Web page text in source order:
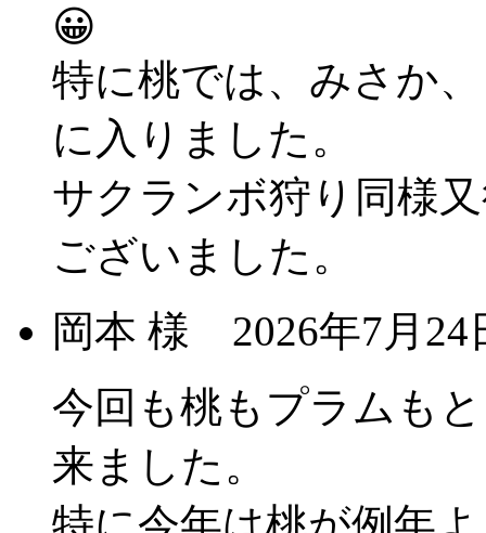
😀
特に桃では、みさか
に入りました。
サクランボ狩り同様
ございました。
岡本 様
2026年7月
今回も桃もプラムも
来ました。